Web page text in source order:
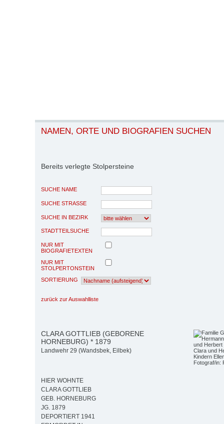
NAMEN, ORTE UND BIOGRAFIEN SUCHEN
Bereits verlegte Stolpersteine
SUCHE NAME
SUCHE STRASSE
SUCHE IN BEZIRK
STADTTEILSUCHE
NUR MIT
BIOGRAFIETEXTEN
NUR MIT
STOLPERTONSTEIN
SORTIERUNG
zurück zur Auswahlliste
Clara und
Kindern
Fotograf/in:
CLARA GOTTLIEB (GEBORENE
HORNEBURG) * 1879
Landwehr 29 (Wandsbek, Eilbek)
HIER WOHNTE
CLARA GOTTLIEB
GEB. HORNEBURG
JG. 1879
DEPORTIERT 1941